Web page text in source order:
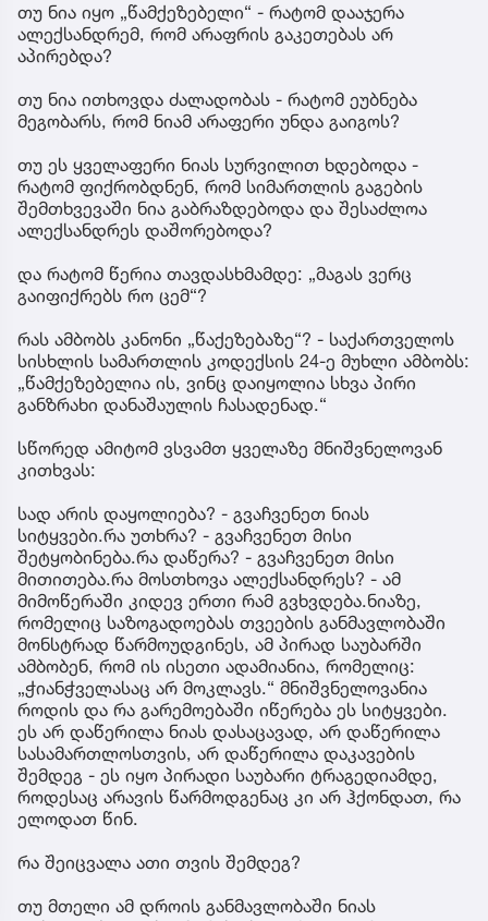
თუ ნია იყო „წამქეზებელი“ - რატომ დააჯერა
ალექსანდრემ, რომ არაფრის გაკეთებას არ
აპირებდა?
თუ ნია ითხოვდა ძალადობას - რატომ ეუბნება
მეგობარს, რომ ნიამ არაფერი უნდა გაიგოს?
თუ ეს ყველაფერი ნიას სურვილით ხდებოდა -
რატომ ფიქრობდნენ, რომ სიმართლის გაგების
შემთხვევაში ნია გაბრაზდებოდა და შესაძლოა
ალექსანდრეს დაშორებოდა?
და რატომ წერია თავდასხმამდე: „მაგას ვერც
გაიფიქრებს რო ცემ“?
რას ამბობს კანონი „წაქეზებაზე“? - საქართველოს
სისხლის სამართლის კოდექსის 24-ე მუხლი ამბობს:
„წამქეზებელია ის, ვინც დაიყოლია სხვა პირი
განზრახი დანაშაულის ჩასადენად.“
სწორედ ამიტომ ვსვამთ ყველაზე მნიშვნელოვან
კითხვას:
სად არის დაყოლიება? - გვაჩვენეთ ნიას
სიტყვები.რა უთხრა? - გვაჩვენეთ მისი
შეტყობინება.რა დაწერა? - გვაჩვენეთ მისი
მითითება.რა მოსთხოვა ალექსანდრეს? - ამ
მიმოწერაში კიდევ ერთი რამ გვხვდება.ნიაზე,
რომელიც საზოგადოებას თვეების განმავლობაში
მონსტრად წარმოუდგინეს, ამ პირად საუბარში
ამბობენ, რომ ის ისეთი ადამიანია, რომელიც:
„ჭიანჭველასაც არ მოკლავს.“ მნიშვნელოვანია
როდის და რა გარემოებაში იწერება ეს სიტყვები.
ეს არ დაწერილა ნიას დასაცავად, არ დაწერილა
სასამართლოსთვის, არ დაწერილა დაკავების
შემდეგ - ეს იყო პირადი საუბარი ტრაგედიამდე,
როდესაც არავის წარმოდგენაც კი არ ჰქონდათ, რა
ელოდათ წინ.
რა შეიცვალა ათი თვის შემდეგ?
თუ მთელი ამ დროის განმავლობაში ნიას